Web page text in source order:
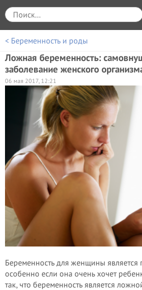
< Беременность и роды
Ложная беременность:
заболевание женского
06 мая 2017, 12:21
Беременность для женщины является
особенно если она очень хочет
так, что беременность является